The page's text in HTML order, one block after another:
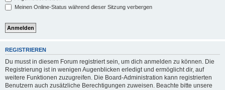
Meinen Online-Status während dieser Sitzung verbergen
REGISTRIEREN
Du musst in diesem Forum registriert sein, um dich anmelden zu können. Die
Registrierung ist in wenigen Augenblicken erledigt und ermöglicht dir, auf
weitere Funktionen zuzugreifen. Die Board-Administration kann registrierten
Benutzern auch zusätzliche Berechtigungen zuweisen. Beachte bitte unsere